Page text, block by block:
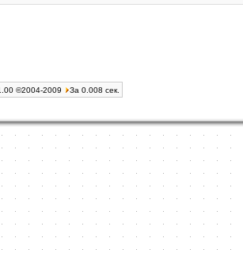
©2004-2009 За 0.008 сек.